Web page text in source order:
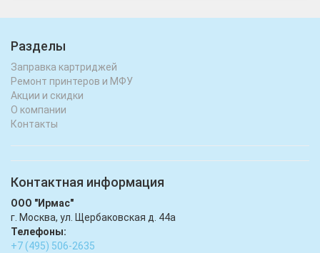
Разделы
Заправка картриджей
Ремонт принтеров и МФУ
Акции и скидки
О компании
Контакты
Контактная информация
ООО "Ирмас"
г. Москва, ул. Щербаковская д. 44а
Телефоны:
+7 (495) 506-2635